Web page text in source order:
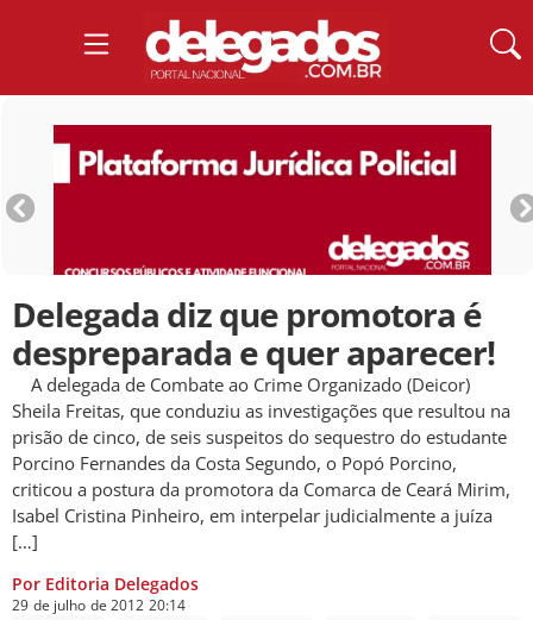
Delegada diz que promotora é
despreparada e quer aparecer!
A delegada de Combate ao Crime Organizado (Deicor)
Sheila Freitas, que conduziu as investigações que resultou na
prisão de cinco, de seis suspeitos do sequestro do estudante
Porcino Fernandes da Costa Segundo, o Popó Porcino,
criticou a postura da promotora da Comarca de Ceará Mirim,
Isabel Cristina Pinheiro, em interpelar judicialmente a juíza
[…]
Por Editoria Delegados
29 de julho de 2012 20:14